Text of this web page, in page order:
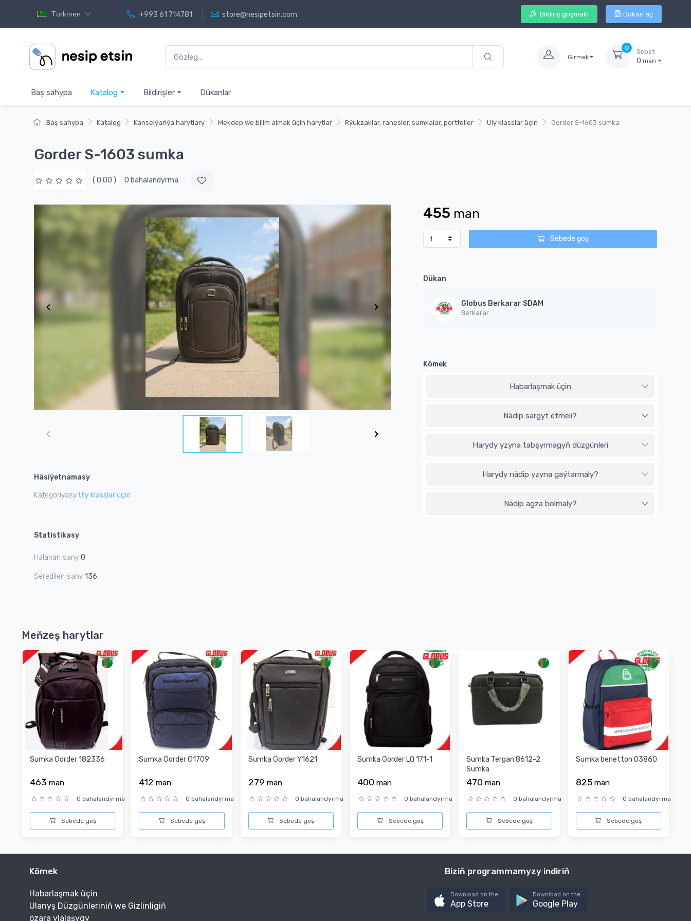
Türkmen +993 61 714781 store@nesipetsin.com Bildiriş goşmak! Dükan aç
Girmek
0
Sebet
0man
Baş sahypa Katalog Bildirişler Dükanlar
Baş sahypa Katalog Kanselýariýa harytlary Mekdep we bilim almak üçin harytlar Rýukzaklar, ranesler, sumkalar, portfeller Uly klasslar üçin Gorder S-1603 sumka
Gorder S-1603 sumka
( 0.00 ) 0 bahalandyrma
2
Häsiýetnamasy
Kategoriyasy Uly klasslar üçin
Statistikasy
Halanan sany 0
Seredilen sany 136
455 man
Sebede goş
Dükan
Globus Berkarar SDAM
Berkarar
Kömek
Habarlaşmak üçin
Nädip sargyt etmeli?
Harydy yzyna tabşyrmagyň düzgünleri
Harydy nädip yzyna gaýtarmaly?
Nädip agza bolmaly?
Meňzeş harytlar
Sumka Gorder 182336
463 man
0 bahalandyrma
Sebede goş
Sumka Gorder G1709
412man
0 bahalandyrma
Sebede goş
Sumka Gorder Y1621
279 man
0 bahalandyrma
Sebede goş
Sumka Gorder LQ 171-1
400 man
0 bahalandyrma
Sebede goş
Sumka Tergan 8612-2
Sumka
470man
0 bahalandyrma
Sebede goş
Sumka benetton 03860
825 man
0 bahalandyrma
Sebede goş
Kömek
Habarlaşmak üçin
Ulanyş Düzgünleriniň we Gizlinligiň
özara ylalaşygy
Biziň programmamyzy indiriň
Download on the
App Store
Download on the
Google Play